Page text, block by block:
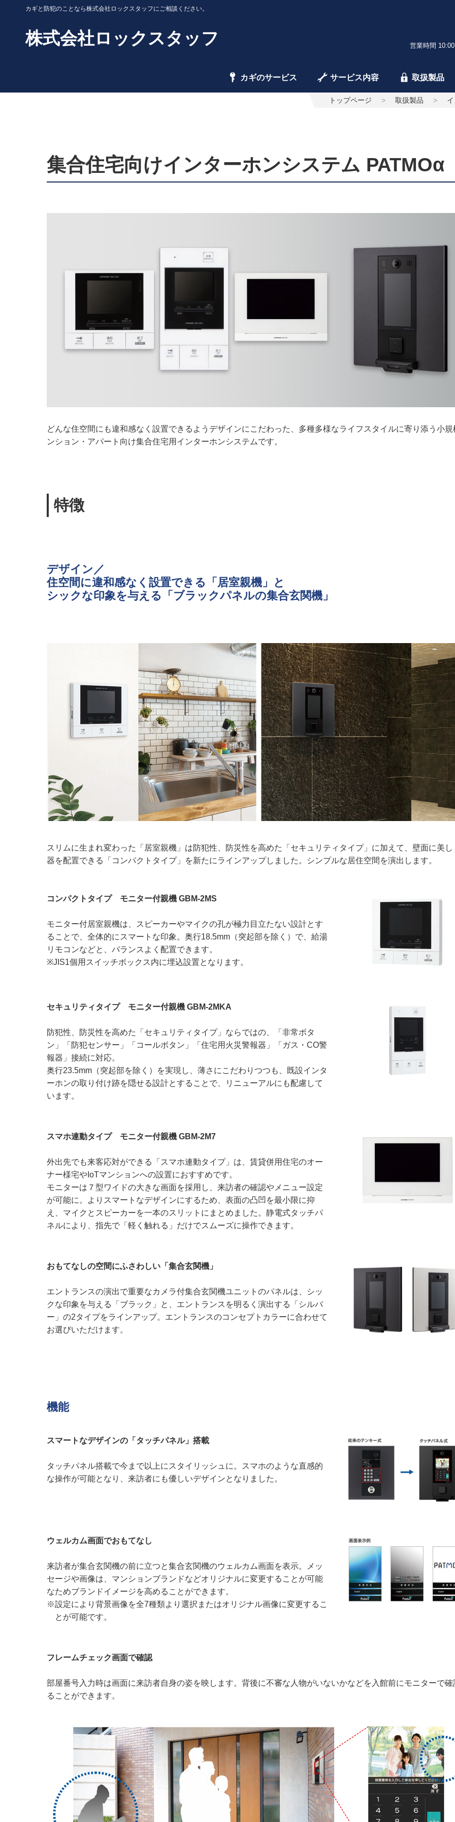
カギと防犯のことなら株式会社ロックスタッフにご相談ください。
株式会社ロックスタッフ 営業時間
カギのサービス サービス内容 取扱製品
トップページ 取扱製品
集合住宅向けインターホンシステム PATMOα
どんな住空間にも違和感なく設置できるようデザインにこだわった、多種多様なライフスタイルに寄り添う小規
ンション・アパート向け集合住宅用インターホンシステムです。
特徴
デザイン／
住空間に違和感なく設置できる「居室親機」と
シックな印象を与える「ブラックパネルの集合玄関機」
スリムに生まれ変わった「居室親機」は防犯性、防災性を高めた「セキュリティタイプ」に加えて、壁面に美し
器を配置できる「コンパクトタイプ」を新たにラインアップしました。シンプルな居住空間を演出します。
コンパクトタイプ モニター付親機 GBM-2MS
モニター付居室親機は、スピーカーやマイクの孔が極力目立たない設計とす
ることで、全体的にスマートな印象。奥行18.5mm（突起部を除く）で、給湯
リモコンなどと、バランスよく配置できます。
※JIS1個用スイッチボックス内に埋込設置となります。
セキュリティタイプ モニター付親機 GBM-2MKA
防犯性、防災性を高めた「セキュリティタイプ」ならではの、「非常ボタ
ン」「防犯センサー」「コールボタン」「住宅用火災警報器」「ガス・CO警
報器」接続に対応。
奥行23.5mm（突起部を除く）を実現し、薄さにこだわりつつも、既設インタ
ーホンの取り付け跡を隠せる設計とすることで、リニューアルにも配慮して
います。
スマホ連動タイプ モニター付親機 GBM-2M7
外出先でも来客応対ができる「スマホ連動タイプ」は、賃貸併用住宅のオー
ナー様宅やIoTマンションへの設置におすすめです。
モニターは７型ワイドの大きな画面を採用し、来訪者の確認やメニュー設定
が可能に。よりスマートなデザインにするため、表面の凸凹を最小限に抑
え、マイクとスピーカーを一本のスリットにまとめました。静電式タッチパ
ネルにより、指先で「軽く触れる」だけでスムーズに操作できます。
おもてなしの空間にふさわしい「集合玄関機」
エントランスの演出で重要なカメラ付集合玄関機ユニットのパネルは、シッ
クな印象を与える「ブラック」と、エントランスを明るく演出する「シルバ
ー」の2タイプをラインアップ。エントランスのコンセプトカラーに合わせて
お選びいただけます。
機能
スマートなデザインの「タッチパネル」搭載
タッチパネル搭載で今まで以上にスタイリッシュに。スマホのような直感的
な操作が可能となり、来訪者にも優しいデザインとなりました。
ウェルカム画面でおもてなし
来訪者が集合玄関機の前に立つと集合玄関機のウェルカム画面を表示。メッ
セージや画像は、マンションブランドなどオリジナルに変更することが可能
なためブランドイメージを高めることができます。
※設定により背景画像を全7種類より選択またはオリジナル画像に変更するこ
とが可能です。
フレームチェック画面で確認
部屋番号入力時は画面に来訪者自身の姿を映します。背後に不審な人物がいないかなどを入館前にモニターで確
ることができます。